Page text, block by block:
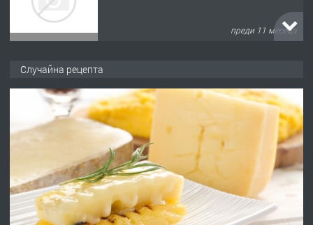
преди 11 месеца
преди 1 година
Работа за общи работници
преди 1 година
Случайна рецепта